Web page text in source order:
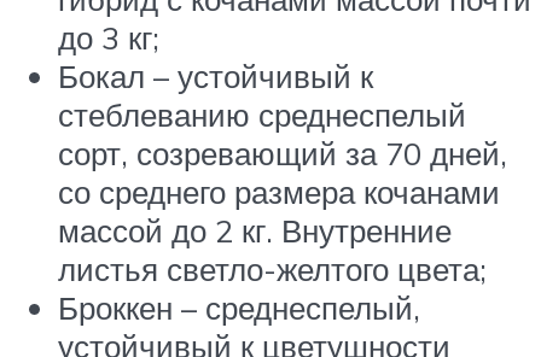
до 3 кг;
Бокал – устойчивый к
стеблеванию среднеспелый
сорт, созревающий за 70 дней,
со среднего размера кочанами
массой до 2 кг. Внутренние
листья светло-желтого цвета;
Броккен – среднеспелый,
устойчивый к цветушности